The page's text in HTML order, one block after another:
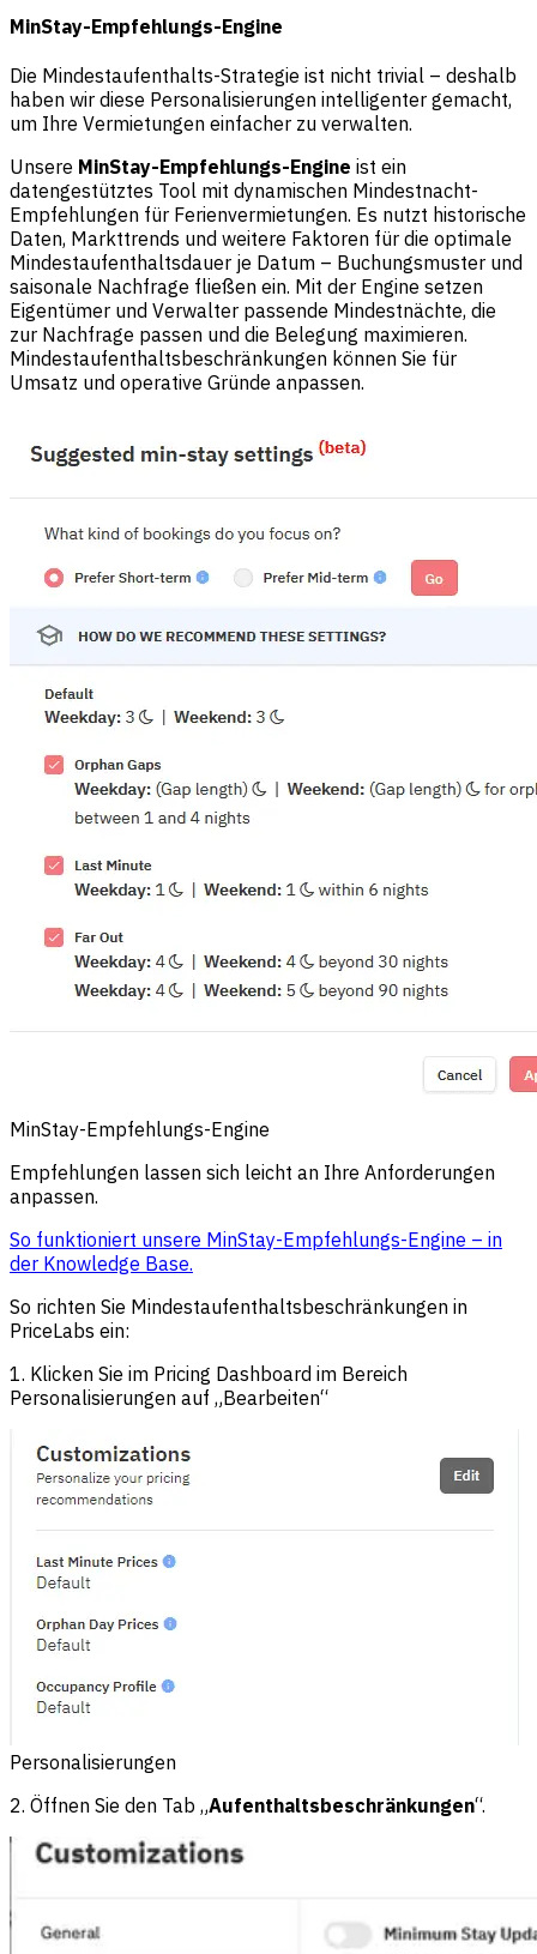
MinStay-Empfehlungs-Engine
Die Mindestaufenthalts-Strategie ist nicht trivial – deshalb
haben wir diese Personalisierungen intelligenter gemacht,
um Ihre Vermietungen einfacher zu verwalten.
Unsere MinStay-Empfehlungs-Engine ist ein
datengestütztes Tool mit dynamischen Mindestnacht-
Empfehlungen für Ferienvermietungen. Es nutzt historische
Daten, Markttrends und weitere Faktoren für die optimale
Mindestaufenthaltsdauer je Datum – Buchungsmuster und
saisonale Nachfrage fließen ein. Mit der Engine setzen
Eigentümer und Verwalter passende Mindestnächte, die
zur Nachfrage passen und die Belegung maximieren.
Mindestaufenthaltsbeschränkungen können Sie für
Umsatz und operative Gründe anpassen.
MinStay-Empfehlungs-Engine
Empfehlungen lassen sich leicht an Ihre Anforderungen
anpassen.
So funktioniert unsere MinStay-Empfehlungs-Engine – in
der Knowledge Base.
So richten Sie Mindestaufenthaltsbeschränkungen in
PriceLabs ein:
1. Klicken Sie im Pricing Dashboard im Bereich
Personalisierungen auf „Bearbeiten“
Personalisierungen
2. Öffnen Sie den Tab „Aufenthaltsbeschränkungen“.